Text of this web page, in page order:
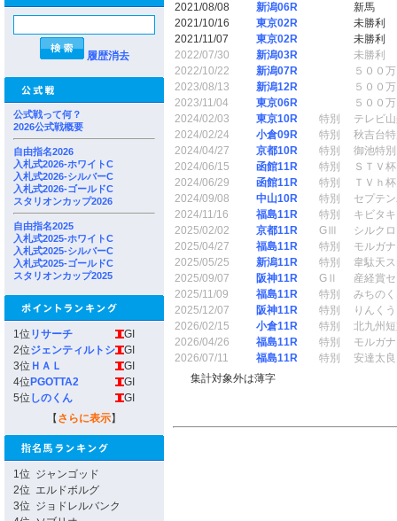
履歴消去
公式戦って何？
2026公式戦概要
自由指名2026
入札式2026-ホワイトC
入札式2026-シルバーC
入札式2026-ゴールドC
スタリオンカップ2026
自由指名2025
入札式2025-ホワイトC
入札式2025-シルバーC
入札式2025-ゴールドC
スタリオンカップ2025
1位 リサーチ
GI
2位ジェンティルトシ
GI
3位 ＨＡＬ
GI
4位 PGOTTA2
GI
5位 しのくん
GI
【 さらに表示】
1位 ジャンゴッド
2位 エルドボルグ
3位 ジョドレルバンク
2021/08/08 新潟06R
新馬
2021/10/16
東京02R
未勝利
2021/11/07
東京02R
未勝利
2022/07/30
新潟03R
未勝利
2022/10/22
新潟07R
５００
2023/08/13
新潟12R
５００
2023/11/04
東京06R
５００
2024/02/03
東京10R 特別
テレビ
2024/02/24
小倉09R 特別
秋吉台
2024/04/27
京都10R 特別
御池特別
2024/06/15
函館11R 特別
ＳＴＶ杯
2024/06/29
函館11R 特別
ＴＶｈ杯
2024/09/08
中山10R 特別
セプテ
2024/11/16
福島11R 特別
キビタ
2025/02/02
京都11R GⅢ
シルク
2025/04/27
福島11R 特別
モルガ
2025/05/25
新潟11R 特別
韋駄天
2025/09/07
阪神11R GⅡ
産経賞
2025/11/09
福島11R 特別
みちの
2025/12/07
阪神11R 特別
りんく
2026/02/15
小倉11R 特別
北九州
2026/04/26
福島11R 特別
モルガ
2026/07/11
福島11R 特別
安達太
集計対象外は薄字